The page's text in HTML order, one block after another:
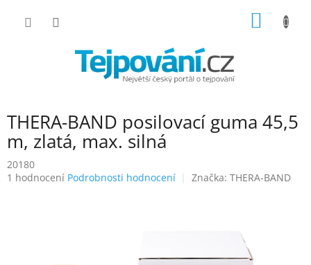
THERA-BAND posilovací guma 45,5
m, zlatá, max. silná
20180
Průměrné
1 hodnocení Podrobnosti hodnocení Značka: THERA-BAND